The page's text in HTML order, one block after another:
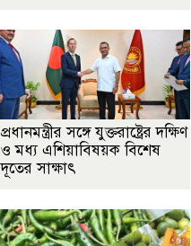
প্রধানমন্ত্রীর সঙ্গে যুক্তরাষ্ট্রের দক্ষিণ
ও মধ্য এশিয়াবিষয়ক বিশেষ
দূতের সাক্ষাৎ